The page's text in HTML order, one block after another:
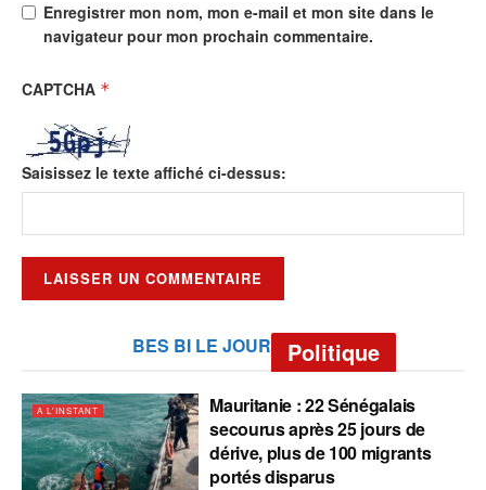
Enregistrer mon nom, mon e-mail et mon site dans le
navigateur pour mon prochain commentaire.
CAPTCHA *
Saisissez le texte affiché ci-dessus:
BES BI LE JOUR Politique
A L'INSTANT
Mauritanie : 22 Sénégalais
secourus après 25 jours de
dérive, plus de 100 migrants
portés disparus